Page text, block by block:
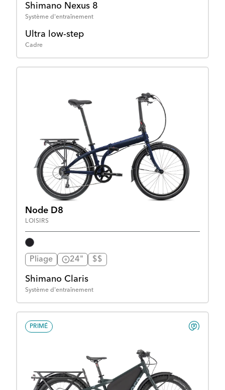
Shimano Nexus 8
Système d'entraînement
Ultra low-step
Cadre
Node D8
LOISIRS
Pliage 24" $$
Shimano Claris
Système d'entraînement
PRIMÉ